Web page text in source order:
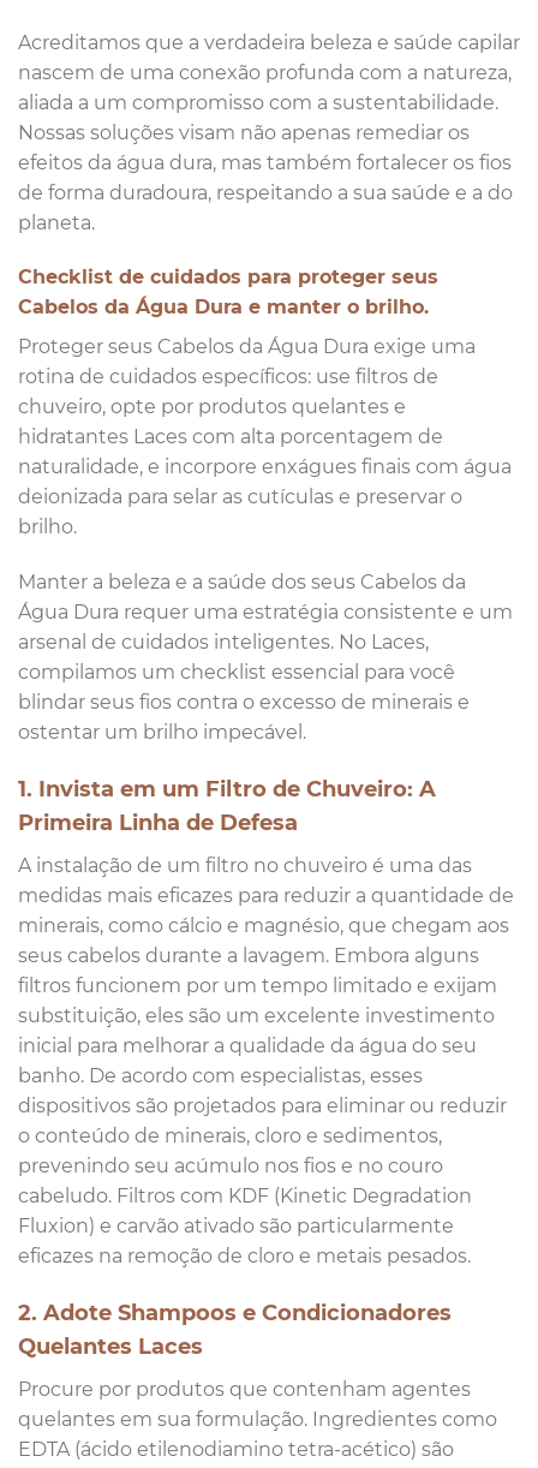
Acreditamos que a verdadeira beleza e saúde capilar
nascem de uma conexão profunda com a natureza,
aliada a um compromisso com a sustentabilidade.
Nossas soluções visam não apenas remediar os
efeitos da água dura, mas também fortalecer os fios
de forma duradoura, respeitando a sua saúde e a do
planeta.
Checklist de cuidados para proteger seus
Cabelos da Água Dura e manter o brilho.
Proteger seus Cabelos da Água Dura exige uma
rotina de cuidados específicos: use filtros de
chuveiro, opte por produtos quelantes e
hidratantes Laces com alta porcentagem de
naturalidade, e incorpore enxágues finais com água
deionizada para selar as cutículas e preservar o
brilho.
Manter a beleza e a saúde dos seus Cabelos da
Água Dura requer uma estratégia consistente e um
arsenal de cuidados inteligentes. No Laces,
compilamos um checklist essencial para você
blindar seus fios contra o excesso de minerais e
ostentar um brilho impecável.
1. Invista em um Filtro de Chuveiro: A
Primeira Linha de Defesa
A instalação de um filtro no chuveiro é uma das
medidas mais eficazes para reduzir a quantidade de
minerais, como cálcio e magnésio, que chegam aos
seus cabelos durante a lavagem. Embora alguns
filtros funcionem por um tempo limitado e exijam
substituição, eles são um excelente investimento
inicial para melhorar a qualidade da água do seu
banho. De acordo com especialistas, esses
dispositivos são projetados para eliminar ou reduzir
o conteúdo de minerais, cloro e sedimentos,
prevenindo seu acúmulo nos fios e no couro
cabeludo. Filtros com KDF (Kinetic Degradation
Fluxion) e carvão ativado são particularmente
eficazes na remoção de cloro e metais pesados.
2. Adote Shampoos e Condicionadores
Quelantes Laces
Procure por produtos que contenham agentes
quelantes em sua formulação. Ingredientes como
EDTA (ácido etilenodiamino tetra-acético) são